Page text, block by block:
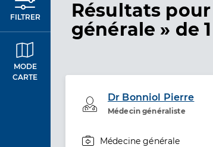
FILTRER
MODE
CARTE
Résultats
générale » de
Dr Bonniol Pierre
Médecin généraliste
Professionel de
Médecine générale